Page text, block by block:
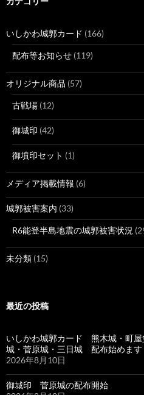
いしかわ城郭カード (166)
配布等お知らせ (119)
オリジナル商品 (57)
古戦場 (12)
御城印 (42)
御墳印セット (1)
メディア掲載情報 (6)
城郭被害案内 (33)
R6能登半島地震の城郭被害状況
未分類 (15)
最近の投稿
いしかわ城郭カード 熊木城・町屋
城・菅原城・三日城 配布始めます
2026年8月10日
御城印 菅原城の配布開始